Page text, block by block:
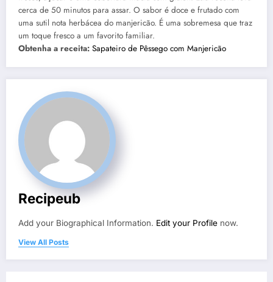
cerca de 50 minutos para assar. O sabor é doce e frutado com
uma sutil nota herbácea do manjericão. É uma sobremesa que traz
um toque fresco a um favorito familiar.
Obtenha a receita: Sapateiro de Pêssego com Manjericão
Recipeub
Add your Biographical Information. Edit your Profile now.
View All Posts